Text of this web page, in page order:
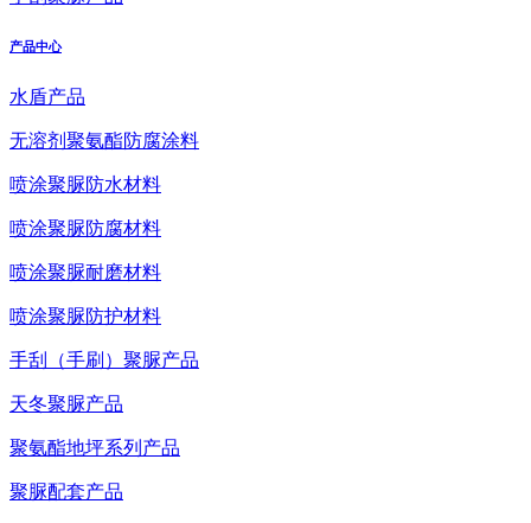
产品中心
水盾产品
无溶剂聚氨酯防腐涂料
喷涂聚脲防水材料
喷涂聚脲防腐材料
喷涂聚脲耐磨材料
喷涂聚脲防护材料
手刮（手刷）聚脲产品
天冬聚脲产品
聚氨酯地坪系列产品
聚脲配套产品